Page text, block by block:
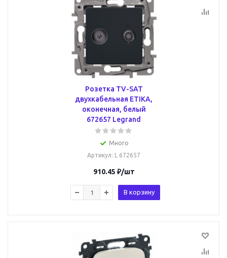
Розетка TV-SAT
двухкабельная ETIKA,
оконечная, белый
672657 Legrand
Много
Артикул: L 672657
910.45 ₽/шт
В корзину